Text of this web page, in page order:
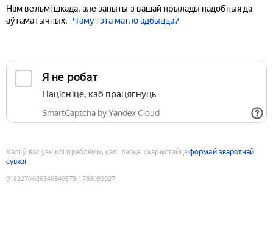
Нам вельмі шкада, але запыты з вашай прылады падобныя да
аўтаматычных.
Чаму гэта магло адбыцца?
Я не робат
Націсніце, каб працягнуць
SmartCaptcha by Yandex Cloud
Калі ў вас узніклі праблемы, калі ласка, скарыстайцеформай зваротнай
сувязі
9182270026346849573:1786093927